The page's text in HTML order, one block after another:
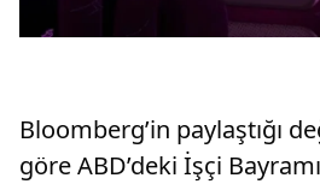
Bloomberg’in paylaştığı
göre ABD’deki İşçi